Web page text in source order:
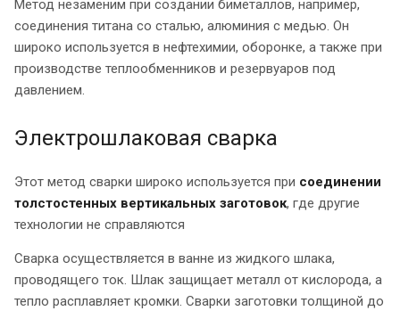
Метод незаменим при создании биметаллов, например,
соединения титана со сталью, алюминия с медью. Он
широко используется в нефтехимии, оборонке, а также при
производстве теплообменников и резервуаров под
давлением.
Электрошлаковая сварка
Этот метод сварки широко используется при соединении
толстостенных вертикальных заготовок, где другие
технологии не справляются
Сварка осуществляется в ванне из жидкого шлака,
проводящего ток. Шлак защищает металл от кислорода, а
тепло расплавляет кромки. Сварки заготовки толщиной до